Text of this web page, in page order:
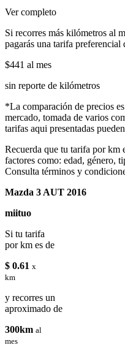
Ver completo
Si recorres más kilómetros al
pagarás una tarifa preferencial
$441 al mes
sin reporte de kilómetros
*La comparación de precios
mercado, tomada de varios
tarifas aqui presentadas
Recuerda que tu tarifa por km
factores como: edad, género,
Consulta términos y
Mazda 3 AUT 2016
miituo
Si tu tarifa
por km es de
$ 0.61 x
km
y recorres un
aproximado de
300km al
mes